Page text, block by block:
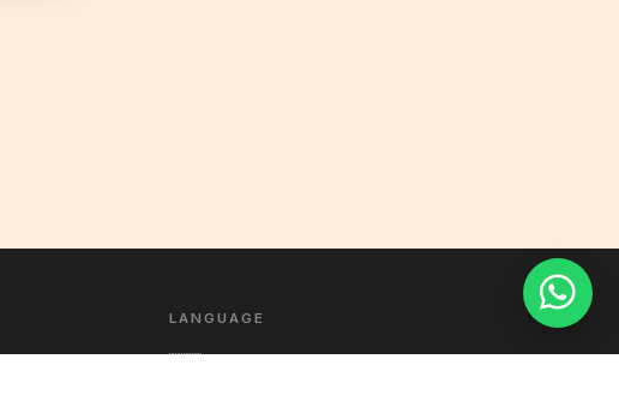
LANGUAGE
🇪🇸 Español